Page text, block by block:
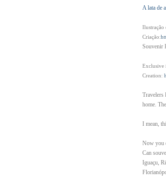
A lata de
Ilustração
Criação:
Souvenir
Exclusive
Creation:
Travelers
home.
I mean,
Now you
Can
Iguaçu,